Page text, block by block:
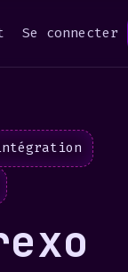
Se connecter